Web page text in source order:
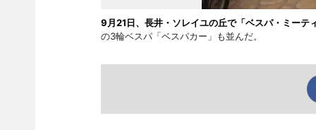
9月21日、長井・ソレイユの丘で「ベスパ・ミー
の3輪ベスパ「ベスパカー」も並んだ。